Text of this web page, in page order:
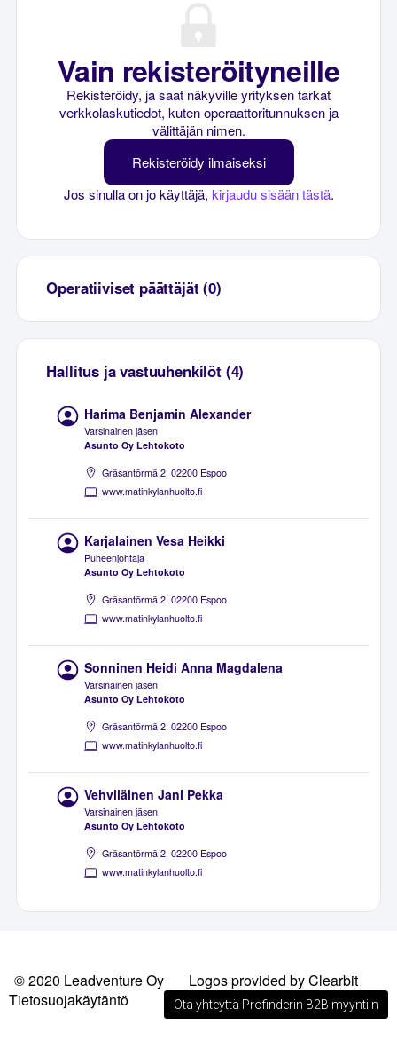
Vain rekisteröityneille
Rekisteröidy, ja saat näkyville yrityksen tarkat
verkkolaskutiedot, kuten operaattoritunnuksen ja
välittäjän nimen.
Rekisteröidy ilmaiseksi
Jos sinulla on jo käyttäjä, kirjaudu sisään tästä.
Operatiiviset päättäjät (0)
Hallitus ja vastuuhenkilöt (4)
Harima Benjamin Alexander
Varsinainen jäsen
Asunto Oy Lehtokoto
Gräsantörmä 2, 02200 Espoo
www.matinkylanhuolto.fi
Karjalainen Vesa Heikki
Puheenjohtaja
Asunto Oy Lehtokoto
Gräsantörmä 2, 02200 Espoo
www.matinkylanhuolto.fi
Sonninen Heidi Anna Magdalena
Varsinainen jäsen
Asunto Oy Lehtokoto
Gräsantörmä 2, 02200 Espoo
www.matinkylanhuolto.fi
Vehviläinen Jani Pekka
Varsinainen jäsen
Asunto Oy Lehtokoto
Gräsantörmä 2, 02200 Espoo
www.matinkylanhuolto.fi
© 2020 Leadventure Oy
Logos provided by Clearbit
Tietosuojakäytäntö
Ota yhteyttä Profinderin B2B myyntiin